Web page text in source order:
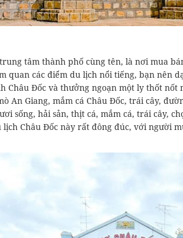
tâm thành phố cùng tên, là nơi mua
quan các điểm du lịch nổi tiếng, bạn nên
Châu Đốc và thưởng ngoạn một ly thốt
An Giang, mắm cá Châu Đốc, trái cây,
sống, hải sản, thịt cá, mắm cá, trái cây,
Châu Đốc này rất đông đúc, với người